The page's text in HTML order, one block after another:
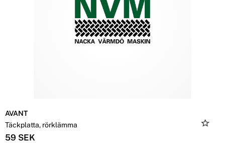
AVANT
Täckplatta, rörklämma
59 SEK